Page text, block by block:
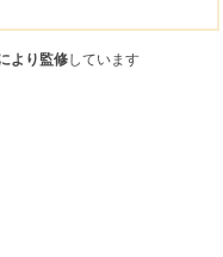
より監修しています